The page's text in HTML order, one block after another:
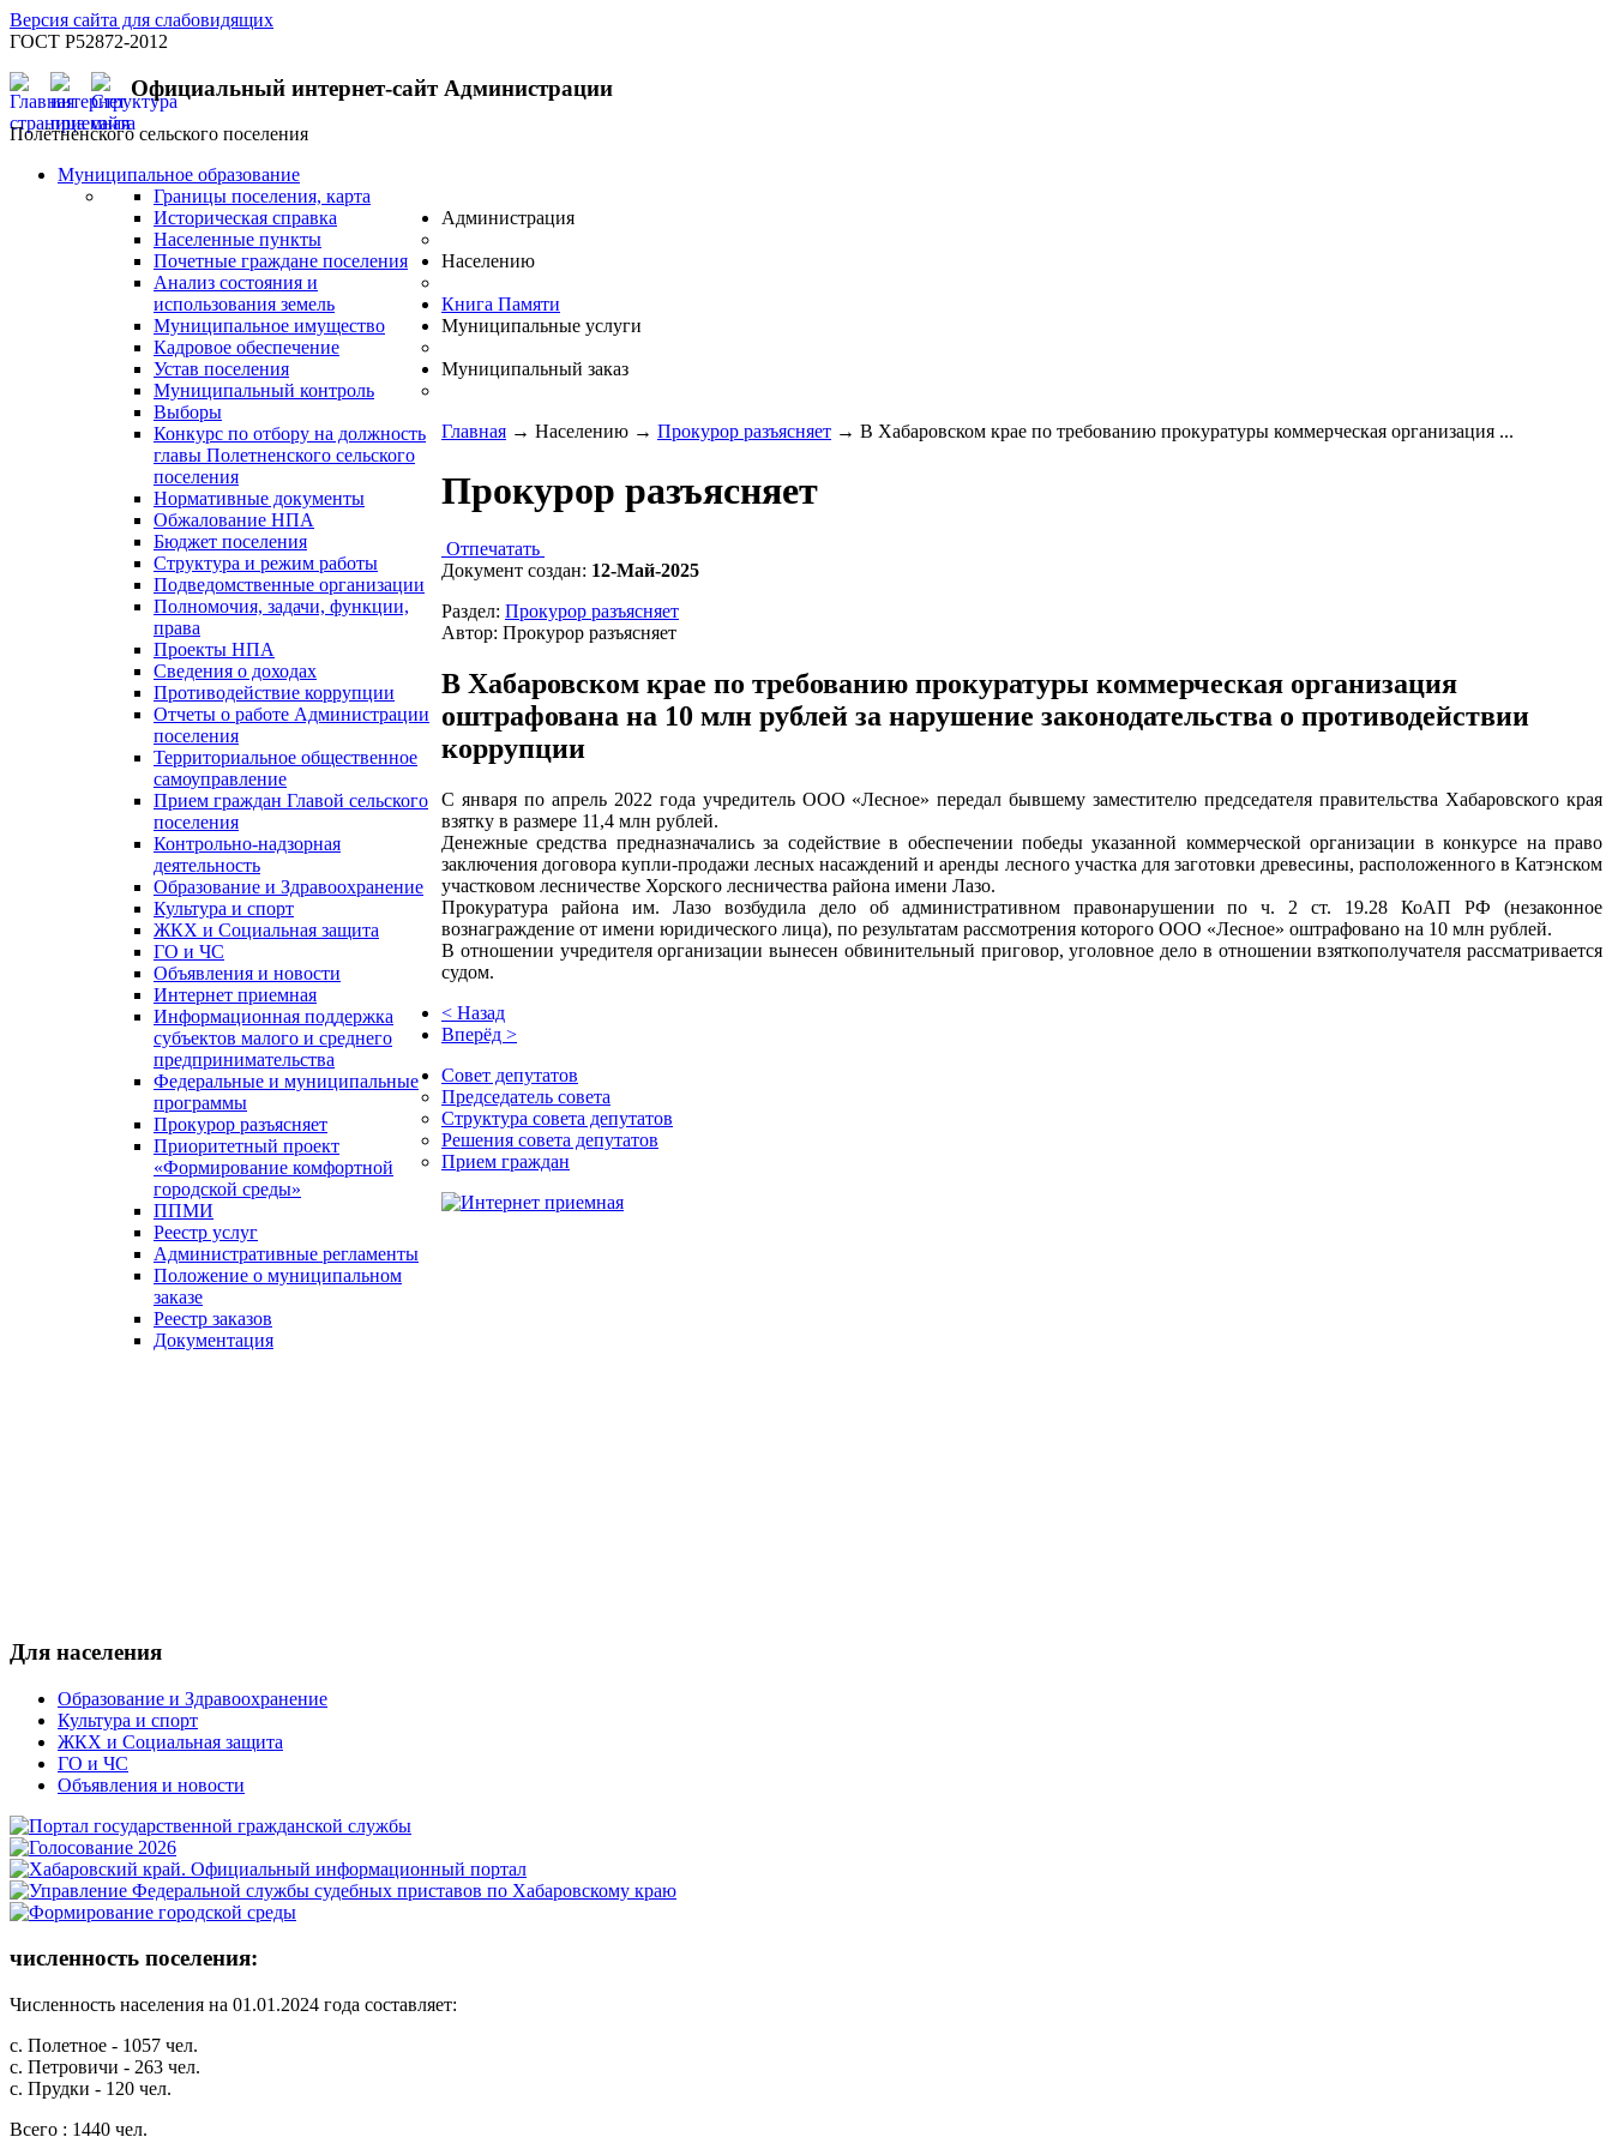
Версия сайта для слабовидящих
ГОСТ Р52872-2012
Официальный интернет-сайт Администрации
Полётненского сельского поселения
Муниципальное образование
Границы поселения, карта
Историческая справка
Населенные пункты
Почетные граждане поселения
Анализ состояния и
использования земель
Муниципальное имущество
Кадровое обеспечение
Устав поселения
Муниципальный контроль
Выборы
Конкурс по отбору на должность
главы Полетненского сельского
поселения
Администрация
Нормативные документы
Обжалование НПА
Бюджет поселения
Структура и режим работы
Подведомственные организации
Полномочия, задачи, функции,
права
Проекты НПА
Сведения о доходах
Противодействие коррупции
Отчеты о работе Администрации
поселения
Территориальное общественное
самоуправление
Прием граждан Главой сельского
поселения
Контрольно-надзорная
деятельность
Населению
Образование и Здравоохранение
Культура и спорт
ЖКХ и Социальная защита
ГО и ЧС
Объявления и новости
Интернет приемная
Информационная поддержка
субъектов малого и среднего
предпринимательства
Федеральные и муниципальные
программы
Прокурор разъясняет
Приоритетный проект
«Формирование комфортной
городской среды»
ППМИ
Книга Памяти
Муниципальные услуги
Реестр услуг
Административные регламенты
Муниципальный заказ
Положение о муниципальном
заказе
Реестр заказов
Документация
Главная → Населению → Прокурор разъясняет → В Хабаровском крае по требованию прокуратуры коммерческая организация ...
Прокурор разъясняет
Отпечатать
Документ создан: 12-Май-2025
Раздел: Прокурор разъясняет
Автор: Прокурор разъясняет
В Хабаровском крае по требованию прокуратуры коммерческая организация
оштрафована на 10 млн рублей за нарушение законодательства о противодействии
коррупции
С января по апрель 2022 года учредитель ООО «Лесное» передал бывшему заместителю председателя правительства Хабаровского края
взятку в размере 11,4 млн рублей.
Денежные средства предназначались за содействие в обеспечении победы указанной коммерческой организации в конкурсе на право
заключения договора купли-продажи лесных насаждений и аренды лесного участка для заготовки древесины, расположенного в Катэнском
участковом лесничестве Хорского лесничества района имени Лазо.
Прокуратура района им. Лазо возбудила дело об административном правонарушении по ч. 2 ст. 19.28 КоАП РФ (незаконное
вознаграждение от имени юридического лица), по результатам рассмотрения которого ООО «Лесное» оштрафовано на 10 млн рублей.
В отношении учредителя организации вынесен обвинительный приговор, уголовное дело в отношении взяткополучателя рассматривается
судом.
< Назад
Вперёд >
Совет депутатов
Председатель совета
Структура совета депутатов
Решения совета депутатов
Прием граждан
Для населения
Образование и Здравоохранение
Культура и спорт
ЖКХ и Социальная защита
ГО и ЧС
Объявления и новости
численность поселения:
Численность населения на 01.01.2024 года составляет:
с. Полетное - 1057 чел.
с. Петровичи - 263 чел.
с. Прудки - 120 чел.
Всего : 1440 чел.